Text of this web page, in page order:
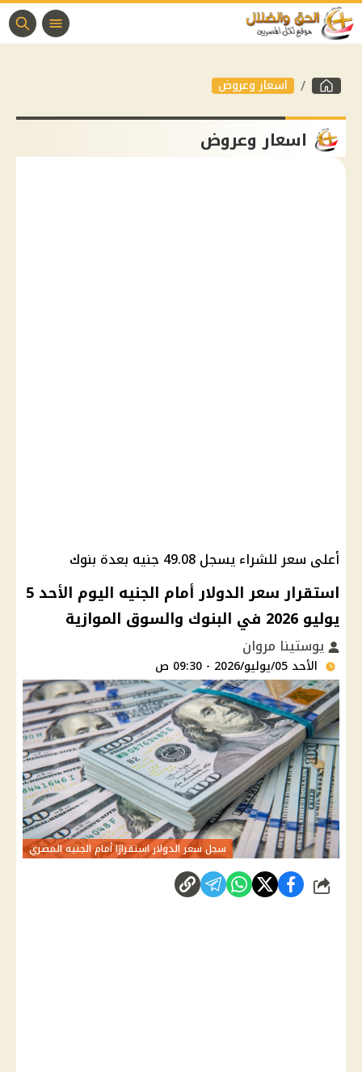
اسعار وعروض
اسعار وعروض
أعلى سعر للشراء يسجل 49.08 جنيه بعدة بنوك
استقرار سعر الدولار أمام الجنيه اليوم الأحد 5
يوليو 2026 في البنوك والسوق الموازية
يوستينا مروان
الأحد 05/يوليو/2026 - 09:30 ص
سجل سعر الدولار استقرارًا أمام الجنيه المصري
شارك